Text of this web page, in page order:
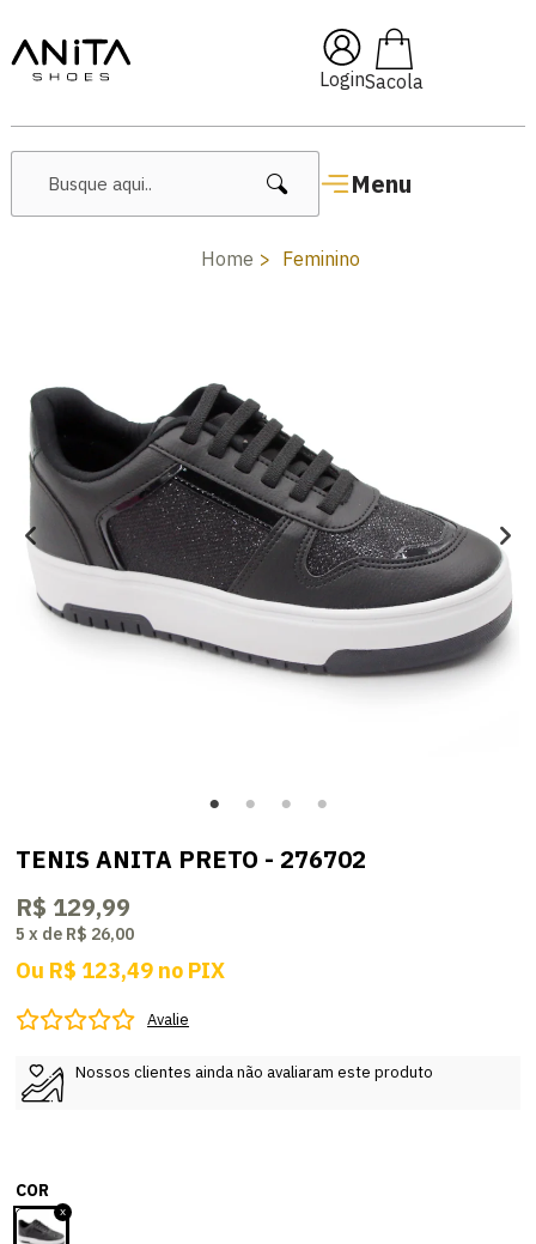
Login
Menu
🔥 Lançamentos Femininos
Home Feminino
TENIS ANITA PRETO - 276702
R$ 129,99
5 x de R$ 26,00
Ou R$ 123,49 no PIX
Avalie
Nossos clientes ainda não avaliaram este produto
COR